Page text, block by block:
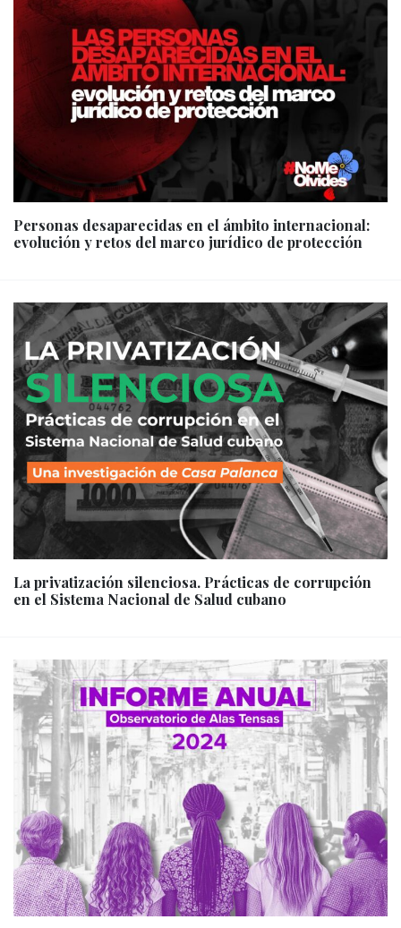
Personas desaparecidas en el ámbito internacional:
evolución y retos del marco jurídico de protección
La privatización silenciosa. Prácticas de corrupción
en el Sistema Nacional de Salud cubano